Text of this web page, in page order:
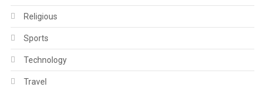
Religious
Sports
Technology
Travel